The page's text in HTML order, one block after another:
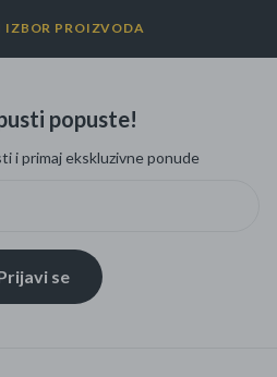
IZBOR PROIZVODA
popuste!
i primaj ekskluzivne ponude
se